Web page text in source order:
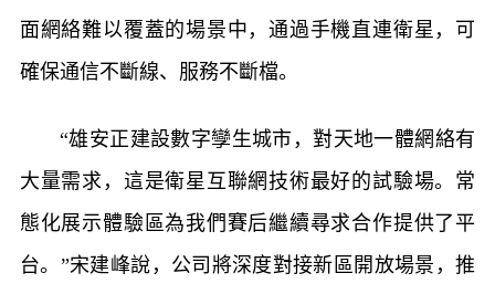
面網絡難以覆蓋的場景中，通過手機直連衛星，可
確保通信不斷線、服務不斷檔。
“雄安正建設數字孿生城市，對天地一體網絡有
大量需求，這是衛星互聯網技術最好的試驗場。常
態化展示體驗區為我們賽后繼續尋求合作提供了平
台。”宋建峰說，公司將深度對接新區開放場景，推